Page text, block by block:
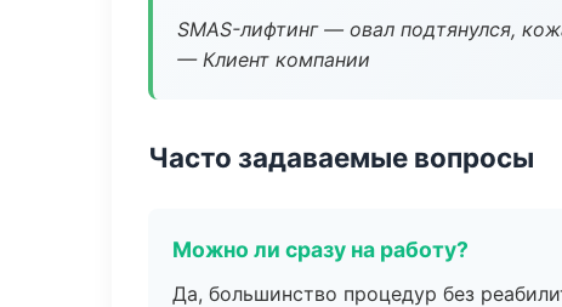
SMAS-лифтинг — овал подтянулся,
— Клиент компании
Часто задаваемые вопросы
Можно ли сразу на работу?
Да, большинство процедур без